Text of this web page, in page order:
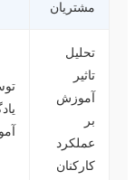
مشتریان
تحلیل
تاثیر
آموزش
بر
عملکرد
کارکنان